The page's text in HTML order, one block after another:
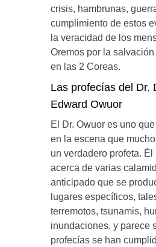
crisis, hambrunas,
cumplimiento de estos
la veracidad de los
Oremos por la
en las 2 Coreas.
Las profecías del Dr.
Edward Owuor
El Dr. Owuor es uno
en la escena que
un verdadero profeta.
acerca de varias
anticipado que se
lugares específicos,
terremotos, tsunamis,
inundaciones, y parece
profecías se han